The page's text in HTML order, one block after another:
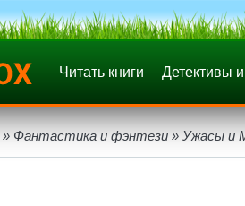
Читать книги Детективы
» Фантастика и фэнтези » Ужасы и